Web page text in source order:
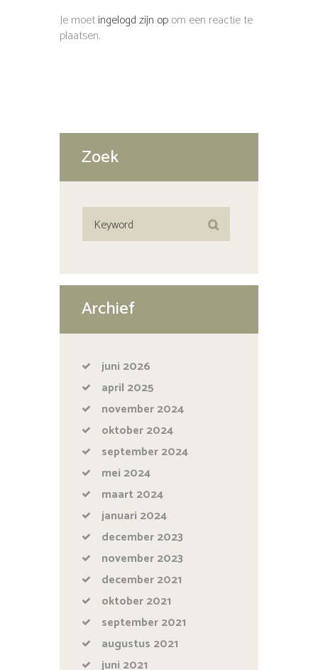
Je moetingelogd zijn opom een reactie te
plaatsen.
Zoek
Archief
juni 2026
april 2025
november2024
oktober2024
september2024
mei 2024
maart2024
januari 2024
december2023
november2023
december2021
oktober2021
september2021
augustus 2021
juni 2021